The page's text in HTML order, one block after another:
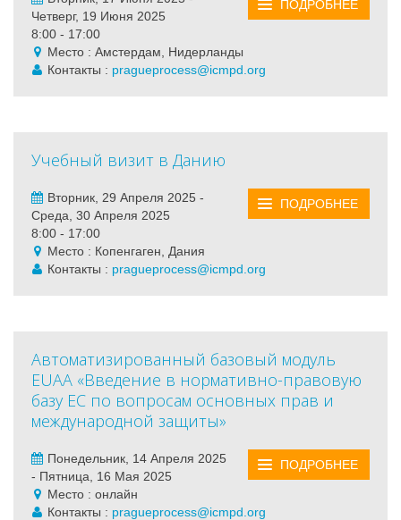
ПОДРОБНЕЕ
Четверг, 19 Июня 2025
8:00 - 17:00
Место : Амстердам, Нидерланды
Контакты : pragueprocess@icmpd.org
Учебный визит в Данию
ПОДРОБНЕЕ
Вторник, 29 Апреля 2025 -
Среда, 30 Апреля 2025
8:00 - 17:00
Место : Копенгаген, Дания
Контакты : pragueprocess@icmpd.org
Автоматизированный базовый модуль
EUAA «Введение в нормативно-правовую
базу ЕС по вопросам основных прав и
международной защиты»
ПОДРОБНЕЕ
Понедельник, 14 Апреля 2025
- Пятница, 16 Мая 2025
Место : онлайн
Контакты : pragueprocess@icmpd.org